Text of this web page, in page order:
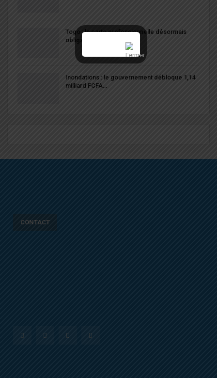
Togo : la carte professionnelle désormais
obligatoire pour…
Inondations : le gouvernement débloque 1,14
milliard FCFA…
CONTACT